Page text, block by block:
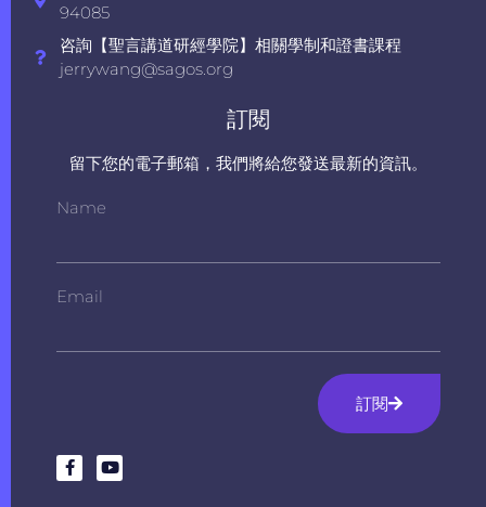
94085
咨詢【聖言講道研經學院】相關學制和證書課程
jerrywang@sagos.org
訂閱
留下您的電子郵箱，我們將給您發送最新的資訊。
Name
Email
訂閱